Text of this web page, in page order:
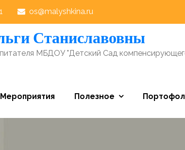
os@malyshkina.ru
Станиславовны
МБДОУ "Детский Сад
Мероприятия Полезное